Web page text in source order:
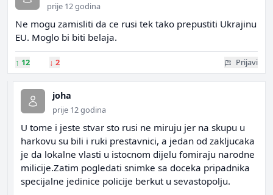
prije 12 godina
Ne mogu zamisliti da ce rusi tek tako prepustiti Ukrajinu
EU. Moglo bi biti belaja.
↑ 12 ↓ 2 Prijavi
joha
prije 12 godina
U tome i jeste stvar sto rusi ne miruju jer na skupu u
harkovu su bili i ruki prestavnici, a jedan od zakljucaka
je da lokalne vlasti u istocnom dijelu fomiraju narodne
milicije.Zatim pogledati snimke sa doceka pripadnika
specijalne jedinice policije berkut u sevastopolju.